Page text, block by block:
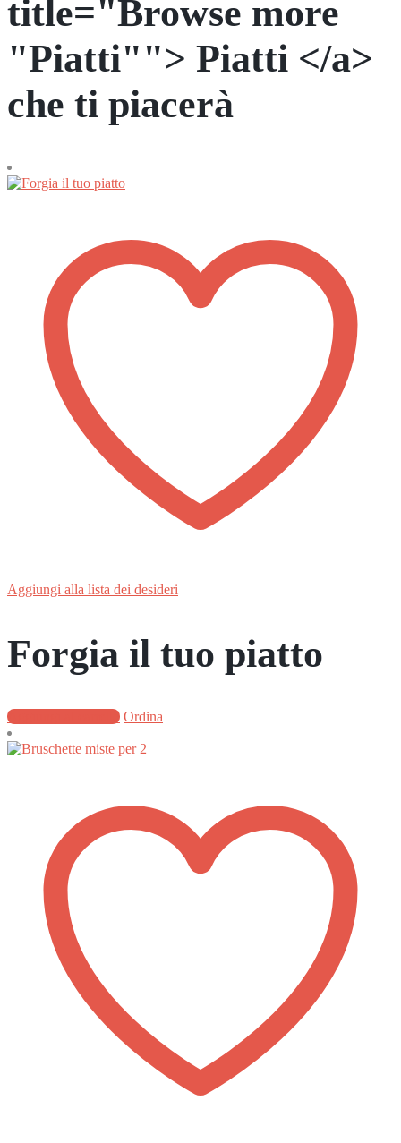
title="Browse more
"Piatti""> Piatti </a>
che ti piacerà
Aggiungi alla lista dei desideri
Forgia il tuo piatto
Aggiungi al carrello Ordina